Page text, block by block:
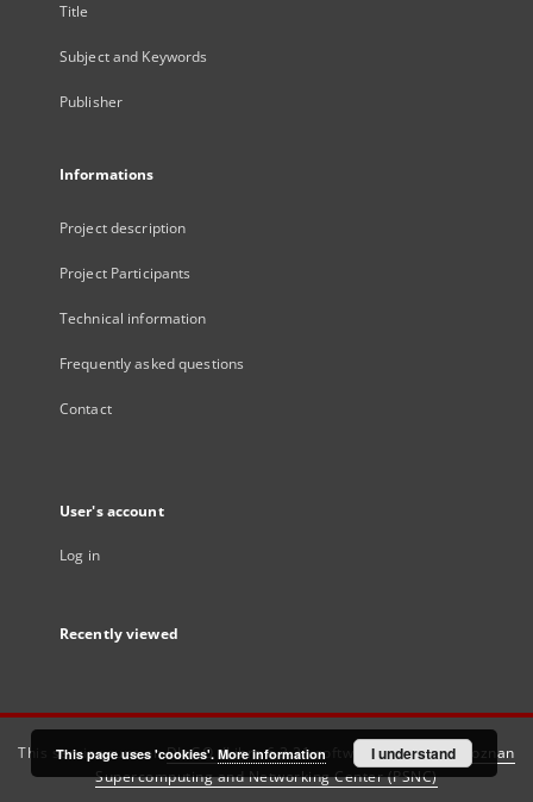
Title
Subject and Keywords
Publisher
Informations
Project description
Project Participants
Technical information
Frequently asked questions
Contact
User's account
Log in
Recently viewed
This service runs onDInGO dLibra 6.3.21software created by
Poznan
Supercomputing and Networking Center (PSNC)
This page uses 'cookies'. More information I understand